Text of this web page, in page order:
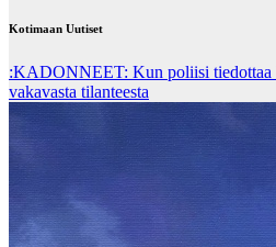
Kotimaan Uutiset
:KADONNEET: Kun poliisi tiedottaa
vakavasta tilanteesta